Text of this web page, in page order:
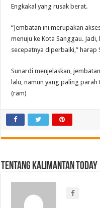
Engkakal yang rusak berat.
“Jembatan ini merupakan
menuju ke Kota Sanggau.
secepatnya diperbaiki,” harap
Sunardi menjelaskan,
lalu, namun yang paling
(ram)
Tentang Kalimantan Today